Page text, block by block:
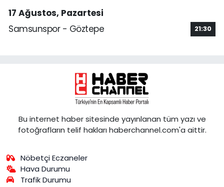
17 Ağustos, Pazartesi
Samsunspor - Göztepe
21:30
Bu internet haber sitesinde yayınlanan tüm yazı ve
fotoğrafların telif hakları haberchannel.com'a aittir.
Nöbetçi Eczaneler
Hava Durumu
Trafik Durumu